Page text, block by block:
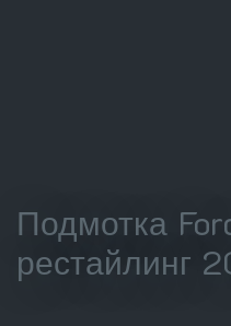
Подмотка
рестайлинг